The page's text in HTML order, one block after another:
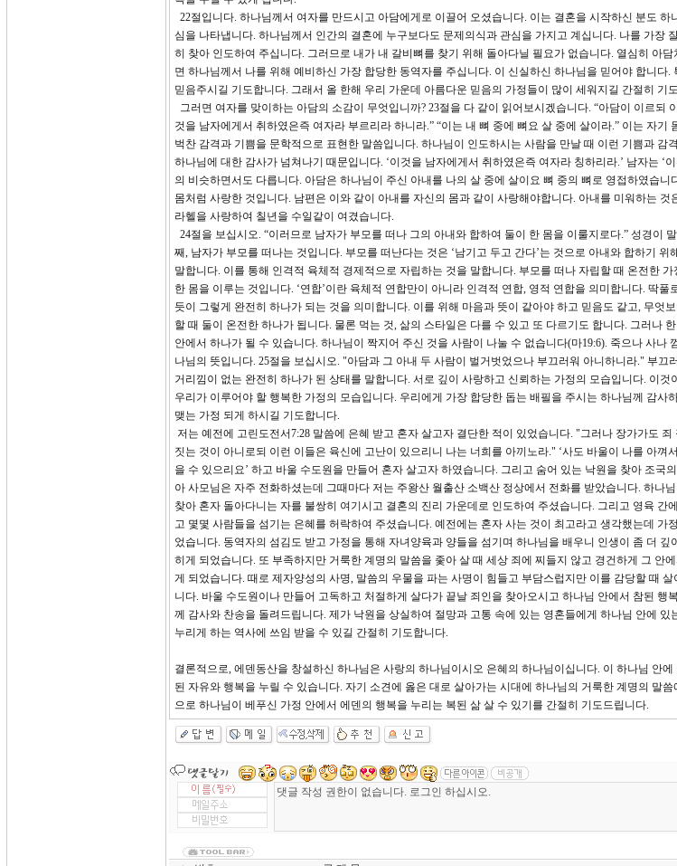
22절입니다. 하나님께서 여자를 만드시고 아담에게로 이끌어 오셨습니다. 이는 결혼을 시작하신 분도 하
심을 나타냅니다. 하나님께서 인간의 결혼에 누구보다도 문제의식과 관심을 가지고 계십니다. 나를 가장
히 찾아 인도하여 주십니다. 그러므로 내가 내 갈비뼈를 찾기 위해 돌아다닐 필요가 없습니다. 열심히 아
면 하나님께서 나를 위해 예비하신 가장 합당한 동역자를 주십니다. 이 신실하신 하나님을 믿어야 합니다.
믿음주시길 기도합니다. 그래서 올 한해 우리 가운데 아름다운 믿음의 가정들이 많이 세워지길 간절히 기
그러면 여자를 맞이하는 아담의 소감이 무엇입니까? 23절을 다 같이 읽어보시겠습니다. “아담이 이르되
것을 남자에게서 취하였은즉 여자라 부르리라 하니라.” “이는 내 뼈 중에 뼈요 살 중에 살이라.” 이는 자기
벅찬 감격과 기쁨을 문학적으로 표현한 말씀입니다. 하나님이 인도하시는 사람을 만날 때 이런 기쁨과 감
하나님에 대한 감사가 넘쳐나기 때문입니다. ‘이것을 남자에게서 취하였은즉 여자라 칭하리라.’ 남자는 ‘
의 비슷하면서도 다릅니다. 아담은 하나님이 주신 아내를 나의 살 중에 살이요 뼈 중의 뼈로 영접하였습니
몸처럼 사랑한 것입니다. 남편은 이와 같이 아내를 자신의 몸과 같이 사랑해야합니다. 아내를 미워하는 것
라헬을 사랑하여 칠년을 수일같이 여겼습니다.
24절을 보십시오. “이러므로 남자가 부모를 떠나 그의 아내와 합하여 둘이 한 몸을 이룰지로다.” 성경이
째, 남자가 부모를 떠나는 것입니다. 부모를 떠난다는 것은 ‘남기고 두고 간다’는 것으로 아내와 합하기 위
말합니다. 이를 통해 인격적 육체적 경제적으로 자립하는 것을 말합니다. 부모를 떠나 자립할 때 온전한
한 몸을 이루는 것입니다. ‘연합’이란 육체적 연합만이 아니라 인격적 연합, 영적 연합을 의미합니다. 딱풀
듯이 그렇게 완전히 하나가 되는 것을 의미합니다. 이를 위해 마음과 뜻이 같아야 하고 믿음도 같고, 무엇
할 때 둘이 온전한 하나가 됩니다. 물론 먹는 것, 삶의 스타일은 다를 수 있고 또 다르기도 합니다. 그러나
안에서 하나가 될 수 있습니다. 하나님이 짝지어 주신 것을 사람이 나눌 수 없습니다(마19:6). 죽으나 사나
나님의 뜻입니다. 25절을 보십시오. "아담과 그 아내 두 사람이 벌거벗었으나 부끄러워 아니하니라." 부끄
거리낌이 없는 완전히 하나가 된 상태를 말합니다. 서로 깊이 사랑하고 신뢰하는 가정의 모습입니다. 이
우리가 이루어야 할 행복한 가정의 모습입니다. 우리에게 가장 합당한 돕는 배필을 주시는 하나님께 감사
맺는 가정 되게 하시길 기도합니다.
저는 예전에 고린도전서7:28 말씀에 은혜 받고 혼자 살고자 결단한 적이 있었습니다. "그러나 장가가도 죄
짓는 것이 아니로되 이런 이들은 육신에 고난이 있으리니 나는 너희를 아끼노라." ‘사도 바울이 나를 아껴
을 수 있으리요’ 하고 바울 수도원을 만들어 혼자 살고자 하였습니다. 그리고 숨어 있는 낙원을 찾아 조국
아 사모님은 자주 전화하셨는데 그때마다 저는 주왕산 월출산 소백산 정상에서 전화를 받았습니다. 하나
찾아 혼자 돌아다니는 자를 불쌍히 여기시고 결혼의 진리 가운데로 인도하여 주셨습니다. 그리고 영육 간
고 몇몇 사람들을 섬기는 은혜를 허락하여 주셨습니다. 예전에는 혼자 사는 것이 최고라고 생각했는데 가
었습니다. 동역자의 섬김도 받고 가정을 통해 자녀양육과 양들을 섬기며 하나님을 배우니 인생이 좀 더 깊
히게 되었습니다. 또 부족하지만 거룩한 계명의 말씀을 좇아 살 때 세상 죄에 찌들지 않고 경건하게 그 안
게 되었습니다. 때로 제자양성의 사명, 말씀의 우물을 파는 사명이 힘들고 부담스럽지만 이를 감당할 때
니다. 바울 수도원이나 만들어 고독하고 처절하게 살다가 끝날 죄인을 찾아오시고 하나님 안에서 참된 행
께 감사와 찬송을 돌려드립니다. 제가 낙원을 상실하여 절망과 고통 속에 있는 영혼들에게 하나님 안에 있
누리게 하는 역사에 쓰임 받을 수 있길 간절히 기도합니다.
결론적으로, 에덴동산을 창설하신 하나님은 사랑의 하나님이시오 은혜의 하나님이십니다. 이 하나님 안
된 자유와 행복을 누릴 수 있습니다. 자기 소견에 옳은 대로 살아가는 시대에 하나님의 거룩한 계명의 말
으로 하나님이 베푸신 가정 안에서 에덴의 행복을 누리는 복된 삶 살 수 있기를 간절히 기도드립니다.